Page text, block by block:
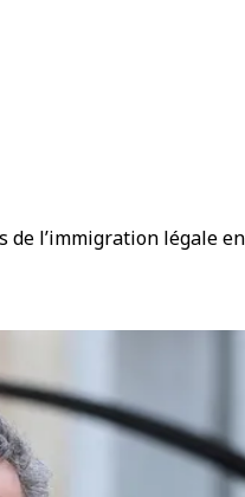
l’immigration légale en